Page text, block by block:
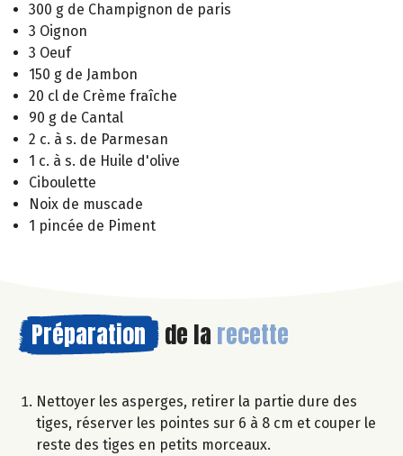
300 g de Champignon de paris
3 Oignon
3 Oeuf
150 g de Jambon
20 cl de Crème fraîche
90 g de Cantal
2 c. à s. de Parmesan
1 c. à s. de Huile d'olive
Ciboulette
Noix de muscade
1 pincée de Piment
Préparation de la recette
Nettoyer les asperges, retirer la partie dure des
tiges, réserver les pointes sur 6 à 8 cm et couper le
reste des tiges en petits morceaux.